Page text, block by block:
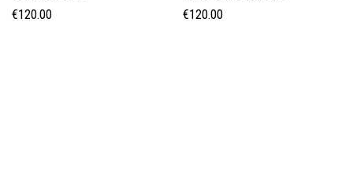
€120.00 €120.00